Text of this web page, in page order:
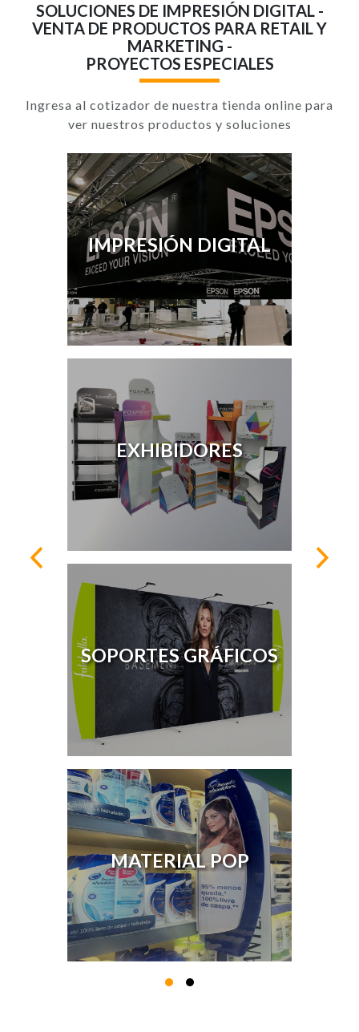
SOLUCIONES DE IMPRESIÓN DIGITAL -
VENTA DE PRODUCTOS PARA RETAIL Y
MARKETING -
PROYECTOS ESPECIALES
Ingresa al cotizador de nuestra tienda online para
ver nuestros productos y soluciones
IMPRESIÓN DIGITAL
EXHIBIDORES
SOPORTES GRÁFICOS
MATERIAL POP